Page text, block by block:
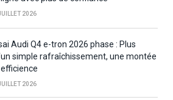
2026
Audi Q4 e-tron 2026 phase : Plus
simple rafraîchissement, une montée
2026